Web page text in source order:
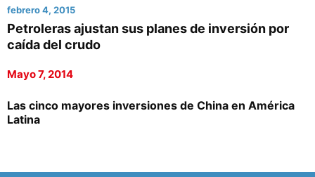
febrero 4, 2015
Petroleras ajustan sus planes de inversión por
caída del crudo
Mayo 7, 2014
Las cinco mayores inversiones de China en América
Latina